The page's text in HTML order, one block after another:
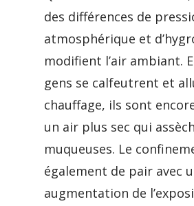
des différences de
atmosphérique et
modifient l’air ambiant.
gens se calfeutrent et
chauffage, ils sont
un air plus sec qui
muqueuses. Le
également de pair avec
augmentation de